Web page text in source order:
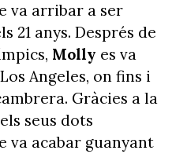
va arribar a ser
21 anys. Després de
Molly es va
Angeles, on fins i
Gràcies a la
seus dots
va acabar guanyant